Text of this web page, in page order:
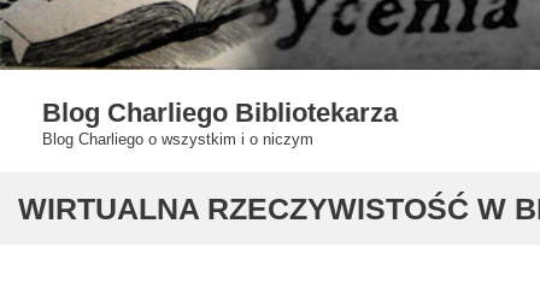
Blog Charliego Bibliotekarza
Blog Charliego o wszystkim i o niczym
WIRTUALNA RZECZYWISTOŚĆ W